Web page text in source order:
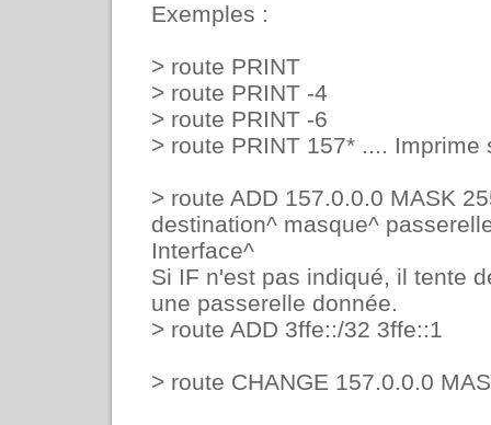
Exemples :
> route PRINT
> route PRINT -4
> route PRINT -6
> route PRINT 157* ....
> route ADD 157.0.0.0 MASK
destination^ masque^
Interface^
Si IF n'est pas indiqué, il tente
une passerelle donnée.
> route ADD 3ffe::/32 3ffe::1
> route CHANGE 157.0.0.0